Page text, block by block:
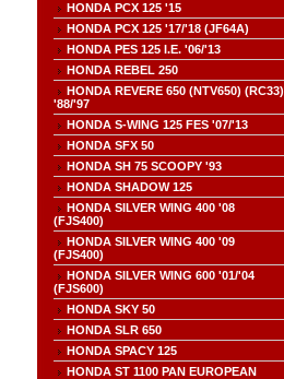
HONDA PCX 125 '15
HONDA PCX 125 '17/'18 (JF64A)
HONDA PES 125 I.E. '06/'13
HONDA REBEL 250
HONDA REVERE 650 (NTV650) (RC33)
'88/'97
HONDA S-WING 125 FES '07/'13
HONDA SFX 50
HONDA SH 75 SCOOPY '93
HONDA SHADOW 125
HONDA SILVER WING 400 '08
(FJS400)
HONDA SILVER WING 400 '09
(FJS400)
HONDA SILVER WING 600 '01/'04
(FJS600)
HONDA SKY 50
HONDA SLR 650
HONDA SPACY 125
HONDA ST 1100 PAN EUROPEAN